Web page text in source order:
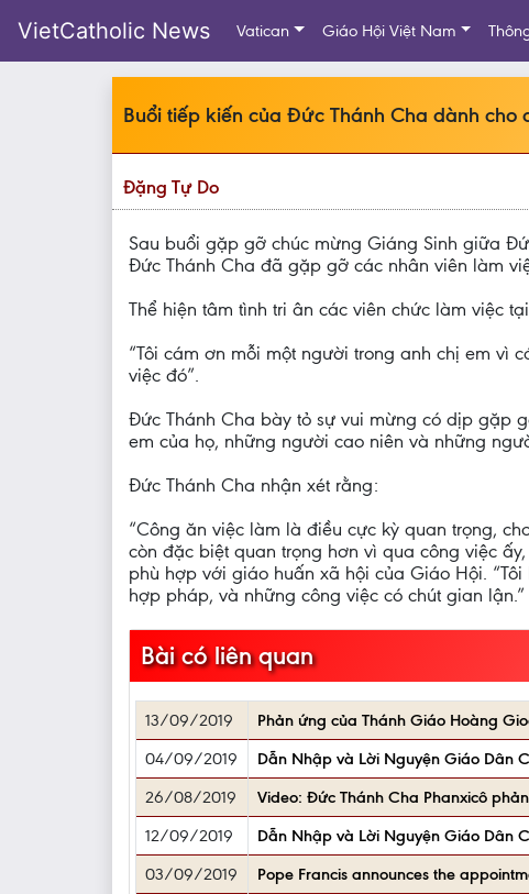
VietCatholic News Vatican Giáo Hội Việt Nam
Buổi tiếp kiến của Đức Thánh Cha dành cho
Đặng Tự Do
Sau buổi gặp gỡ chúc mừng Giáng Sinh giữa
Đức Thánh Cha đã gặp gỡ các nhân viên làm
Thể hiện tâm tình tri ân các viên chức làm việc
“Tôi cám ơn mỗi một người trong anh chị em vì
việc đó”.
Đức Thánh Cha bày tỏ sự vui mừng có dịp gặp
em của họ, những người cao niên và những
Đức Thánh Cha nhận xét rằng:
“Công ăn việc làm là điều cực kỳ quan trọng,
còn đặc biệt quan trọng hơn vì qua công việc
phù hợp với giáo huấn xã hội của Giáo Hội.
hợp pháp, và những công việc có chút gian lận.”
Bài có liên quan
13/09/2019 Phản ứng của Thánh Giáo Hoàng
04/09/2019
Dẫn Nhập và Lời Nguyện Giáo Dân
26/08/2019
Video: Đức Thánh Cha Phanxicô
12/09/2019
Dẫn Nhập và Lời Nguyện Giáo Dân
03/09/2019
Pope Francis announces the